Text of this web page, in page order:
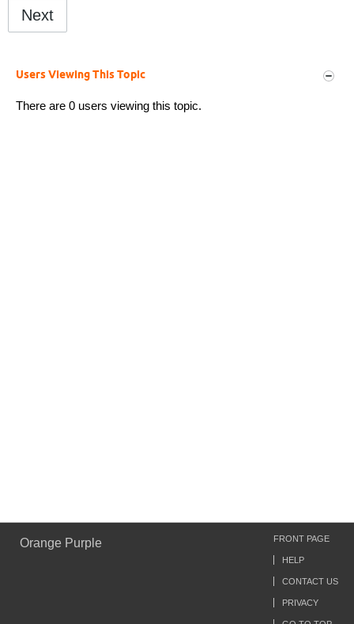
Next
Users Viewing This Topic
There are 0 users viewing this topic.
Orange Purple FRONT PAGE
HELP
CONTACT US
PRIVACY